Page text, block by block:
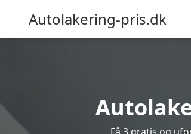
Autolakering-pris.dk